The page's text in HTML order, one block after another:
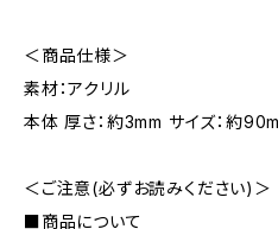
＜商品仕様＞
素材：アクリル
本体 厚さ：約3mm サイズ：約
＜ご注意(必ずお読みください)＞
■商品について